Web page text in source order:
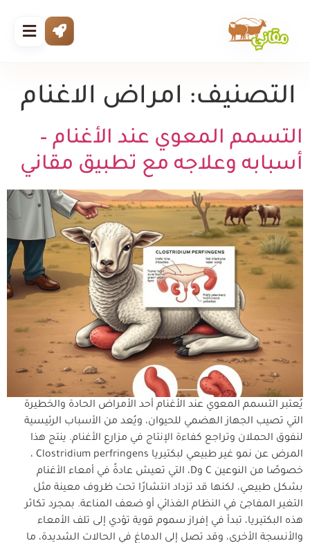
التصنيف: امراض الاغنام
التسمم المعوي عند الأغنام –
أسبابه وعلاجه مع تطبيق مقاني
يُعتبر التسمم المعوي عند الأغنام أحد الأمراض الحادة والخطيرة
التي تصيب الجهاز الهضمي للحيوان، ويُعد من الأسباب الرئيسية
لنفوق الحملان وتراجع كفاءة الإنتاج في مزارع الأغنام. ينتج هذا
المرض عن نمو غير طبيعي لبكتيريا Clostridium perfringens ،
خصوصًا من النوعين C وD، التي تعيش عادةً في أمعاء الأغنام
بشكل طبيعي، لكنها قد تزداد انتشارًا تحت ظروف معينة مثل
التغير المفاجئ في النظام الغذائي أو ضعف المناعة. بمجرد تكاثر
هذه البكتيريا، تبدأ في إفراز سموم قوية تؤدي إلى تلف الأمعاء
والأنسجة الأخرى، وقد تصل إلى الدماغ في الحالات الشديدة، ما